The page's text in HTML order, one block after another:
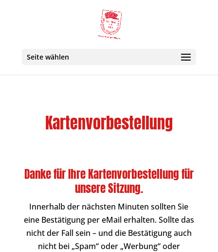
Seite wählen
Kartenvorbestellung
Danke für Ihre Kartenvorbestellung für
unsere Sitzung.
Innerhalb der nächsten Minuten sollten Sie
eine Bestätigung per eMail erhalten. Sollte das
nicht der Fall sein – und die Bestätigung auch
nicht bei „Spam“ oder „Werbung“ oder